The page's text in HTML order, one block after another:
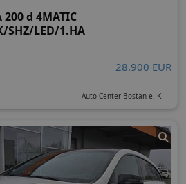
d 4MATIC
SHZ/LED/1.HA
28.900 EUR
Auto Center Bostan e. K.